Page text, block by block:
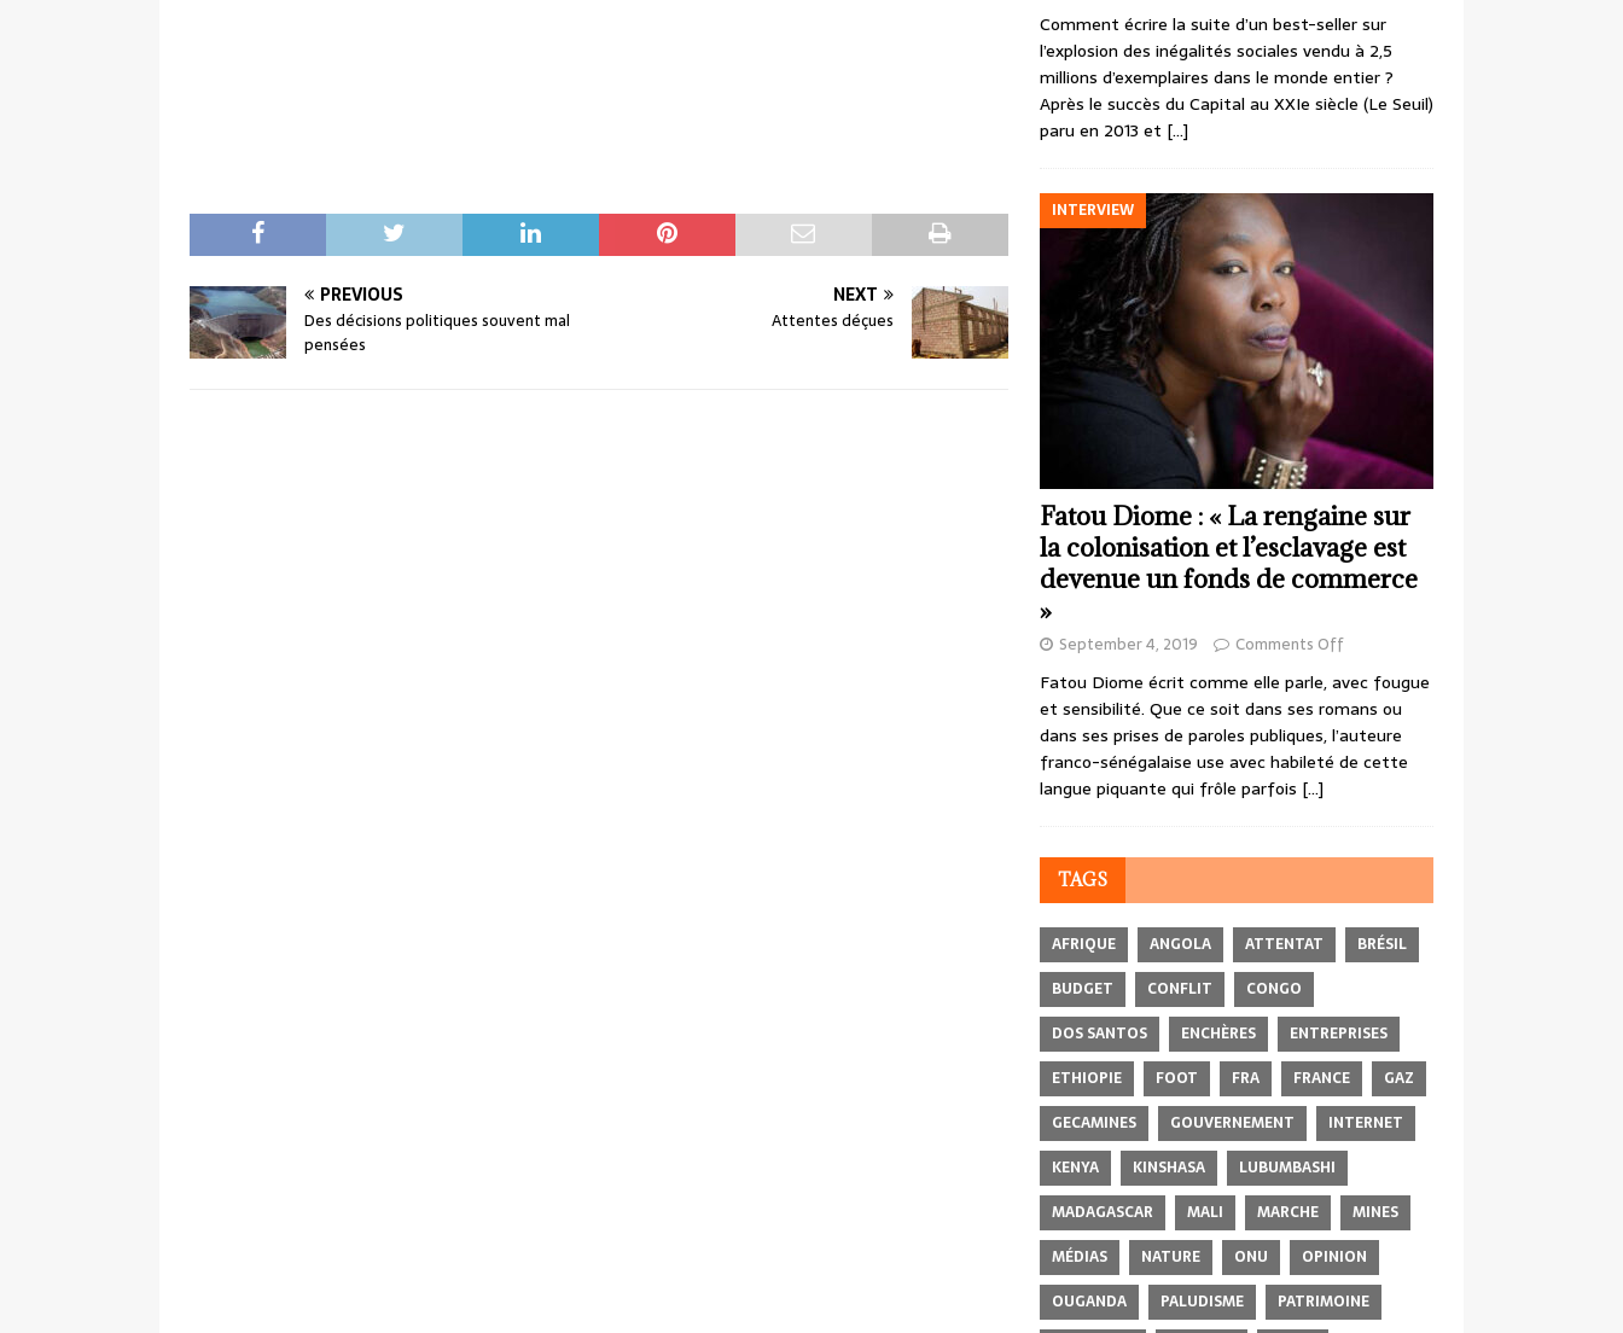
PREVIOUS
Des décisions politiques souvent mal
pensées
NEXT
Attentes déçues
Comment écrire la suite d’un best-seller sur
l’explosion des inégalités sociales vendu à 2,5
millions d’exemplaires dans le monde entier ?
Après le succès du Capital au XXIe siècle (Le Seuil)
paru en 2013 et […]
INTERVIEW
Fatou Diome : « La rengaine sur
la colonisation et l’esclavage est
devenue un fonds de commerce
»
September 4, 2019 Comments Off
Fatou Diome écrit comme elle parle, avec fougue
et sensibilité. Que ce soit dans ses romans ou
dans ses prises de paroles publiques, l’auteure
franco-sénégalaise use avec habileté de cette
langue piquante qui frôle parfois […]
TAGS
AFRIQUE ANGOLA ATTENTAT
BRÉSIL
BUDGET
CONFLIT
CONGO
DOS SANTOS
ENCHÈRES
ENTREPRISES
ETHIOPIE
FOOT FRA FRANCE
GAZ
GECAMINES
GOUVERNEMENT
INTERNET
KENYA
KINSHASA
LUBUMBASHI
MADAGASCAR
MALI MARCHE
MINES
MÉDIAS
NATURE ONU
OPINION
OUGANDA
PALUDISME PATRIMOINE